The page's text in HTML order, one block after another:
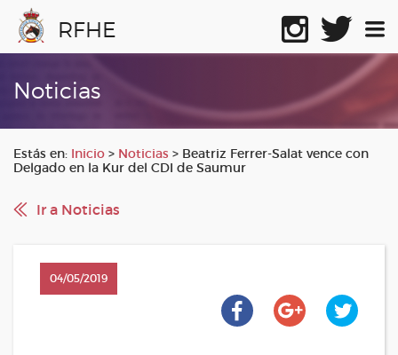
RFHE
Noticias
Estás en: Inicio > Noticias > Beatriz Ferrer-Salat vence con
Delgado en la Kur del CDI de Saumur
Ir a Noticias
04/05/2019